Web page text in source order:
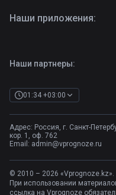
Фрибет Олимпбет
Правила
Наши партнеры:
01:34 +03:00
Адрес: Россия, г. Санкт-
кор. 1, оф. 762
Email: admin@vprognoze.ru
Наши приложения:
© 2010 – 2026 «Vprognoze.kz».
При использовании
ссылка на Vprognoze